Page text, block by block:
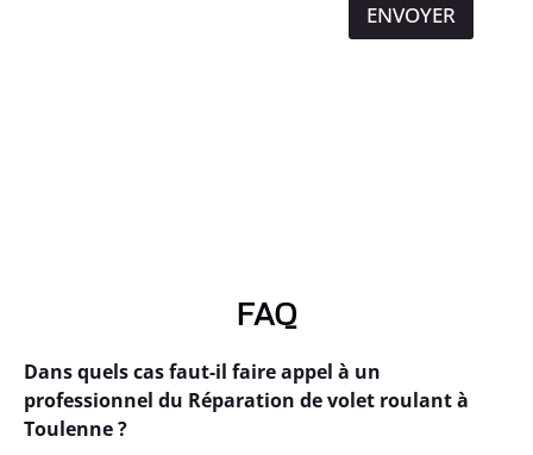
ENVOYER
FAQ
Dans quels cas faut-il faire appel à un
professionnel du Réparation de volet roulant à
Toulenne ?